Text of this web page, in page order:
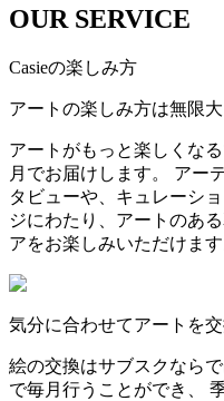
OUR SERVICE
Casieの楽しみ方
アートの楽しみ方は無限大
アートがもっと楽しくな
月でお届けします。 アー
タビューや、キュレーシ
ジにわたり、アートのあ
アをお楽しみいただけます
気分に合わせてアートを
絵の交換はサブスクなら
で毎月行うことができ、